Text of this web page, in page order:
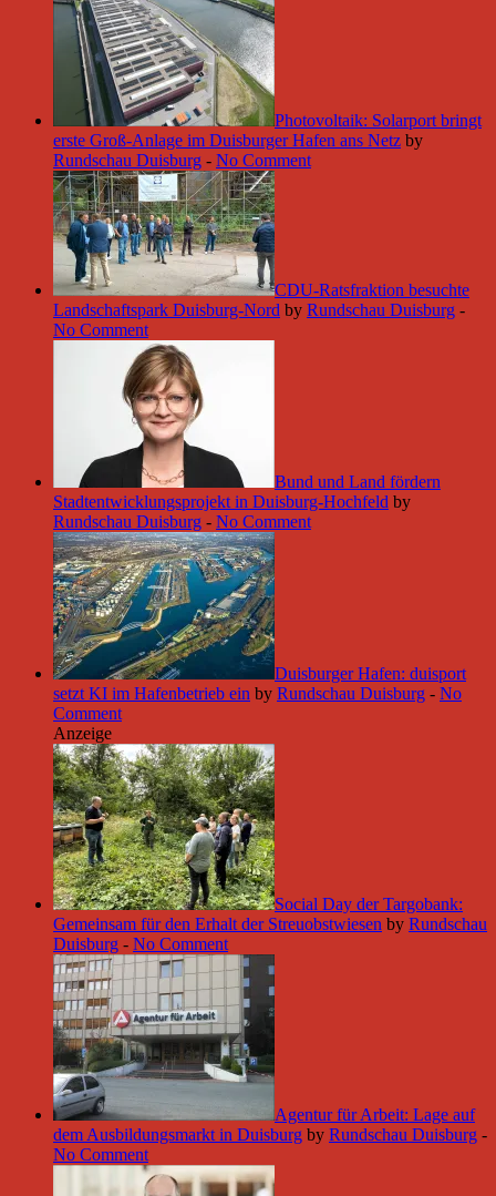
Photovoltaik: Solarport bringt
erste Groß-Anlage im Duisburger Hafen ans Netz by
Rundschau Duisburg - No Comment
CDU-Ratsfraktion besuchte
Landschaftspark Duisburg-Nord by Rundschau Duisburg -
No Comment
Bund und Land fördern
Stadtentwicklungsprojekt in Duisburg-Hochfeld by
Rundschau Duisburg - No Comment
Duisburger Hafen: duisport
setzt KI im Hafenbetrieb ein by Rundschau Duisburg - No
Comment
Anzeige
Social Day der Targobank:
Gemeinsam für den Erhalt der Streuobstwiesen by Rundschau
Duisburg - No Comment
Agentur für Arbeit: Lage auf
dem Ausbildungsmarkt in Duisburg by Rundschau Duisburg -
No Comment